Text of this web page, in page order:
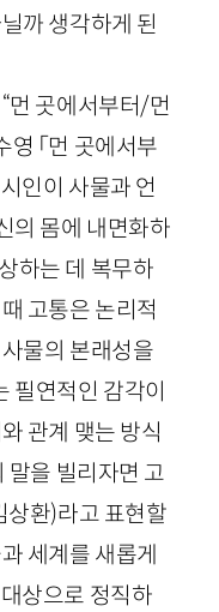
까 생각하게 된
먼 곳에서부터/먼
영 「먼 곳에서부
인이 사물과 언
의 몸에 내면화하
하는 데 복무하
고통은 논리적
물의 본래성을
필연적인 감각이
관계 맺는 방식
말을 빌리자면 고
상환)라고 표현할
세계를 새롭게
상으로 정직하